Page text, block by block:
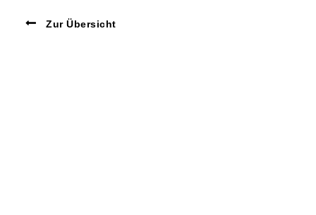
Zur Übersicht